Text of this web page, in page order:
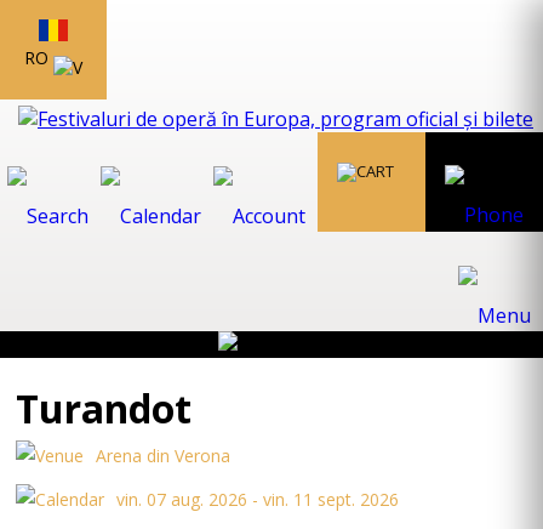
RO
Turandot
Arena din Verona
vin. 07 aug. 2026 - vin. 11 sept. 2026